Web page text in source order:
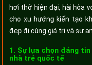
hơi thở hiện đại, hài hòa
cho xu hướng kiến tạo
đẹp đi cùng giá trị và sự
1. Sự lựa chọn đáng
nhà trẻ quốc tế